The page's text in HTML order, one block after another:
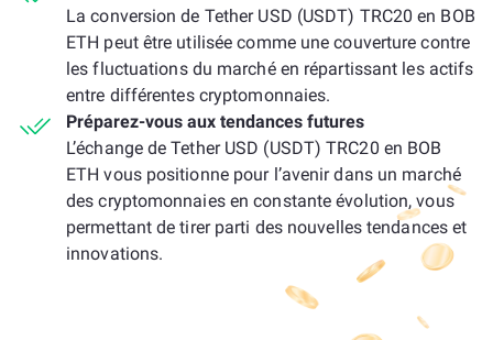
La conversion de Tether USD (USDT) TRC20 en BOB
ETH peut être utilisée comme une couverture contre
les fluctuations du marché en répartissant les actifs
entre différentes cryptomonnaies.
Préparez-vous aux tendances futures
L’échange de Tether USD (USDT) TRC20 en BOB
ETH vous positionne pour l’avenir dans un marché
des cryptomonnaies en constante évolution, vous
permettant de tirer parti des nouvelles tendances et
innovations.